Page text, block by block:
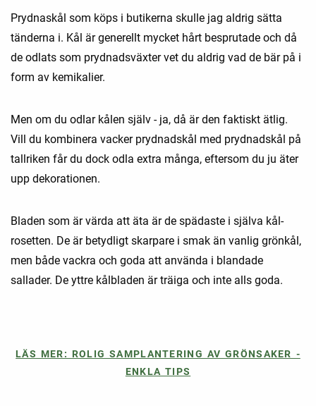
Prydnaskål som köps i butikerna skulle jag aldrig sätta
tänderna i. Kål är generellt mycket hårt besprutade och då
de odlats som prydnadsväxter vet du aldrig vad de bär på i
form av kemikalier.
Men om du odlar kålen själv - ja, då är den faktiskt ätlig.
Vill du kombinera vacker prydnadskål med prydnadskål på
tallriken får du dock odla extra många, eftersom du ju äter
upp dekorationen.
Bladen som är värda att äta är de spädaste i själva kål-
rosetten. De är betydligt skarpare i smak än vanlig grönkål,
men både vackra och goda att använda i blandade
sallader. De yttre kålbladen är träiga och inte alls goda.
LÄS MER: ROLIG SAMPLANTERING AV GRÖNSAKER -
ENKLA TIPS